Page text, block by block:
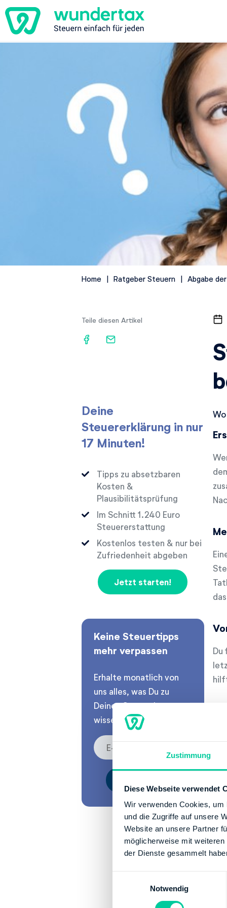
Zustimmung
Diese Webseite verwendet
Wir verwenden Cookies,
und die Zugriffe auf unsere
Website an unsere Partner
möglicherweise mit
der Dienste gesammelt
Notwendig
Home Ratgeber Steuern Abgabe
Teile diesen Artikel
Deine
Steuererklärung in nur
17 Minuten!
Tipps zu absetzbaren
Kosten &
Plausibilitätsprüfung
Im Schnitt
Euro
Steuererstattung
Kostenlos testen & nur bei
Zufriedenheit abgeben
Jetzt starten!
Keine Steuertipps
mehr verpassen
Erhalte monatlich von
uns alles, was Du zu
Deinen Steuerthemen
wissen musst.
Du